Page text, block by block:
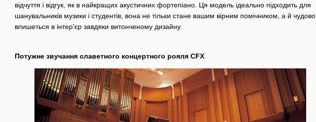
відчуття і відгук, як в найкращих акустичних фортепіано. Ця модель ідеально підходить для
шанувальників музики і студентів, вона не тільки стане вашим вірним помічником, а й чудово
впишеться в інтер'єр завдяки витонченому дизайну.
Потужне звучання славетного концертного рояля CFX